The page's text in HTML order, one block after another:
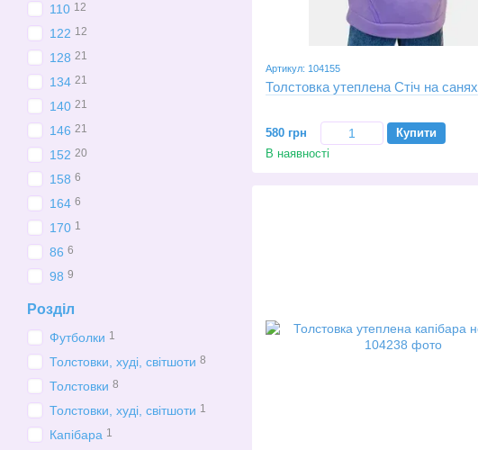
Артикул: 104155
Толстовка утеплена Стіч на санях
580 грн
Купити
В наявності
110 12
122 12
128 21
134 21
140 21
146 21
152 20
158 6
164 6
170 1
86 6
98 9
Розділ
Футболки 1
Толстовки, худі, світшоти 8
Толстовки 8
Толстовки, худі, світшоти 1
Капібара 1